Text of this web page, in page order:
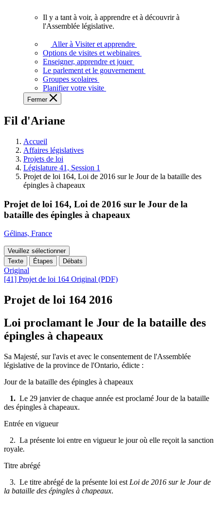
voir,
apprendre
et
à
à
législative.
Il y a tant à voir, à apprendre et à découvrir à
l'Assemblée législative.
Aller à Visiter et apprendre
Options de visites et webinaires
Enseigner, apprendre et jouer
Le parlement et le gouvernement
Groupes scolaires
Planifier votre visite
Fermer
Fil d'Ariane
Accueil
Affaires législatives
Projets de loi
Législature 41, Session 1
Projet de loi 164, Loi de 2016 sur le Jour de la bataille des
épingles à chapeaux
Projet de loi 164, Loi de 2016 sur le Jour de la
bataille des épingles à chapeaux
Gélinas, France
Veuillez sélectionner
Texte
Étapes Débats
Original
[41] Projet de loi 164 Original (PDF)
Projet de loi 164 2016
Loi proclamant le Jour de la bataille des
épingles à chapeaux
Sa Majesté, sur l'avis et avec le consentement de l'Assemblée
législative de la province de l'Ontario, édicte :
Jour de la bataille des épingles à chapeaux
1. Le 29 janvier de chaque année est proclamé Jour de la bataille
des épingles à chapeaux.
Entrée en vigueur
2. La présente loi entre en vigueur le jour où elle reçoit la sanction
royale.
Titre abrégé
3. Le titre abrégé de la présente loi est Loi de 2016 sur le Jour de
la bataille des épingles à chapeaux.